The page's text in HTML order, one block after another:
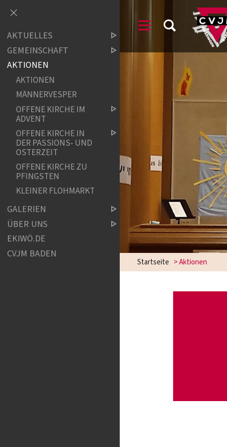
Startseite >Aktionen
AKTUELLES
GEMEINSCHAFT
AKTIONEN
AKTIONEN
MÄNNERVESPER
OFFENE KIRCHE IM
ADVENT
OFFENE KIRCHE IN
DER PASSIONS- UND
OSTERZEIT
OFFENE KIRCHE ZU
PFINGSTEN
KLEINER FLOHMARKT
GALERIEN
ÜBER UNS
EKIWÖ.DE
CVJM BADEN